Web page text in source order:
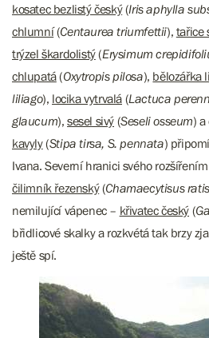
kosatec bezlistý český(Iris aphylla
chlumní(Centaurea triumfettii), tařice
trýzel škardolistý(Erysimum
chlupatá(Oxytropis pilosa), bělozářka
liliago), locika vytrvalá (Lactuca
glaucum),sesel sivý (Seseli osseum)
kavyly(Stipa tirsa, S. pennata)
Ivana. Severní hranici svého
čilimník řezenský(Chamaecytisus
nemilující vápenec – křivatec český (
břidlicové skalky a rozkvétá tak brzy
ještě spí.